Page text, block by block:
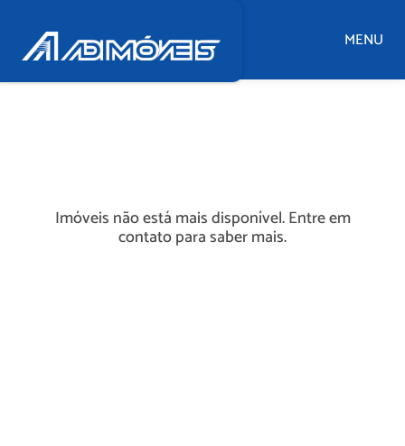
MENU
Imóveis não está mais disponível. Entre em
contato para saber mais.